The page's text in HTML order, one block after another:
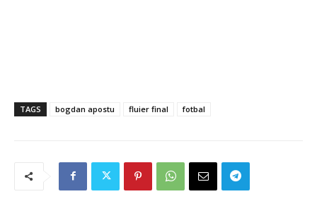
TAGS bogdan apostu fluier final fotbal